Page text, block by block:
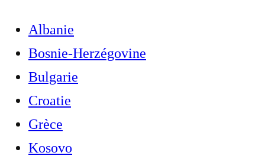
Albanie
Bosnie-Herzégovine
Bulgarie
Croatie
Grèce
Kosovo